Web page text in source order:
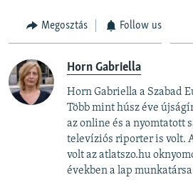
Megosztás Follow us
Horn Gabriella
Horn Gabriella a Szabad
Több mint húsz éve
az online és a nyomtatott
televíziós riporter is volt.
volt az atlatszo.hu
években a lap